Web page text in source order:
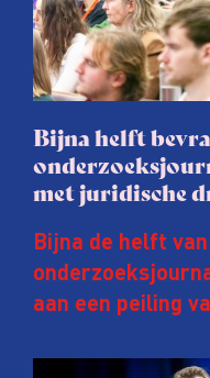
Bijna helft
met juridische
Bijna de helft van
aan een peiling
afgelopen twee